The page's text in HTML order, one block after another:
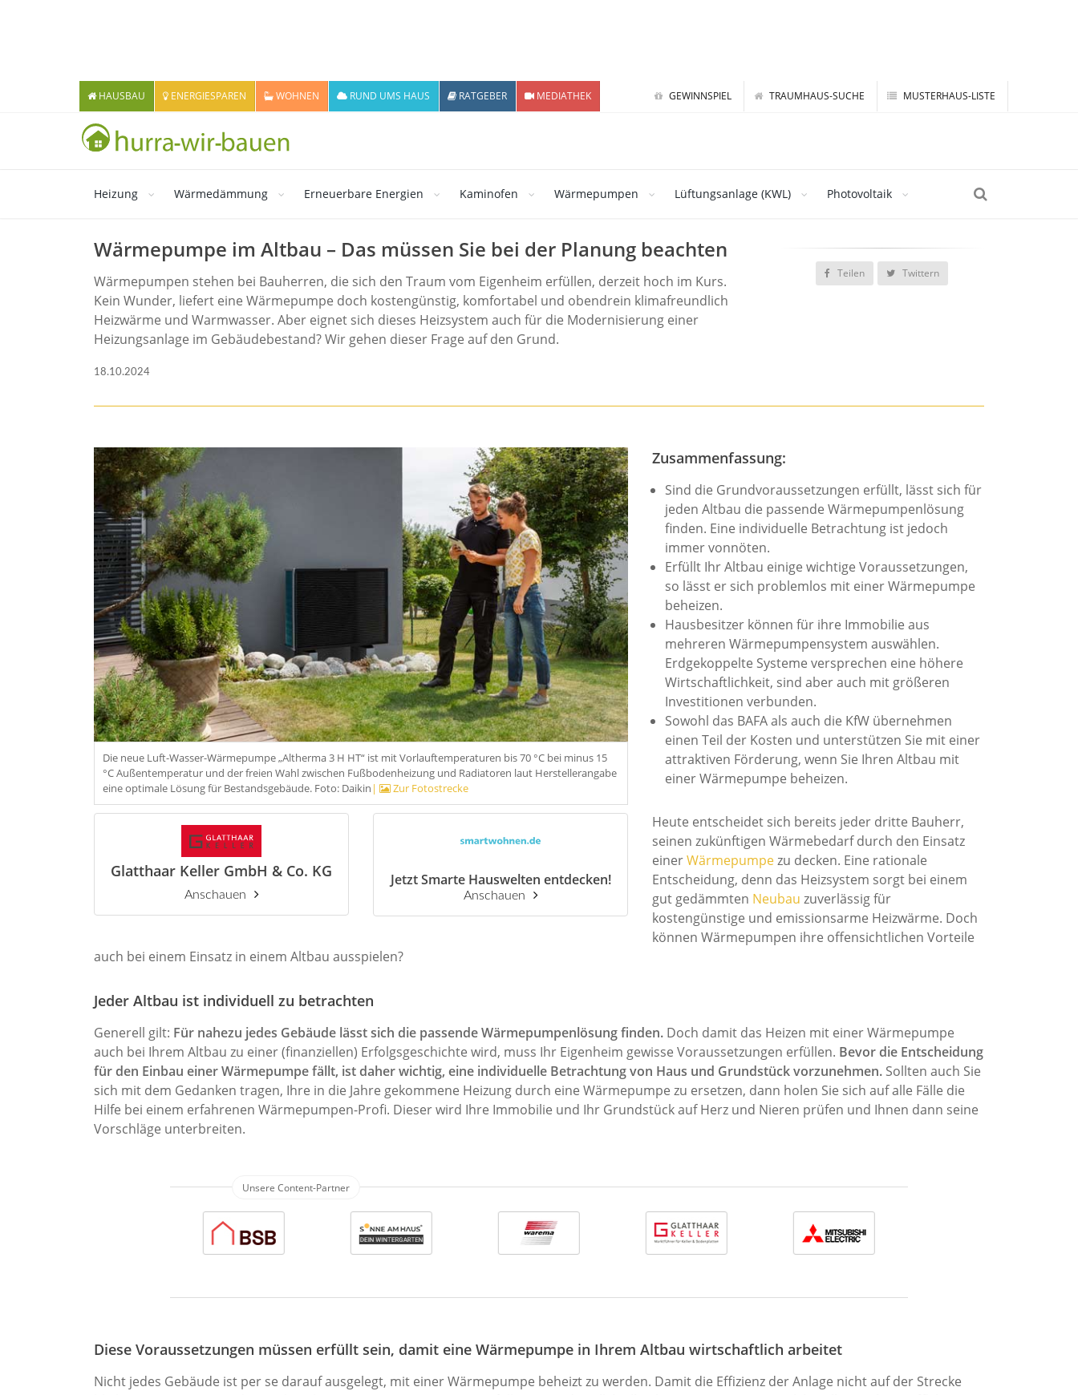
GEWINNSPIEL TRAUMHAUS-SUCHE MUSTERHAUS-LISTE
HAUSBAU ENERGIESPAREN WOHNEN RUND UMS HAUS RATGEBER MEDIATHEK
Heizung Wärmedämmung Erneuerbare Energien Kaminofen Wärmepumpen Lüftungsanlage (KWL) Photovoltaik
Wärmepumpe im Altbau – Das müssen Sie bei der Planung beachten
Wärmepumpen stehen bei Bauherren, die sich den Traum vom Eigenheim erfüllen, derzeit hoch im Kurs.
Kein Wunder, liefert eine Wärmepumpe doch kostengünstig, komfortabel und obendrein klimafreundlich
Heizwärme und Warmwasser. Aber eignet sich dieses Heizsystem auch für die Modernisierung einer
Heizungsanlage im Gebäudebestand? Wir gehen dieser Frage auf den Grund.
18.10.2024
Teilen Twittern
Die neue Luft-Wasser-Wärmepumpe „Altherma 3 H HT“ ist mit Vorlauftemperaturen bis 70 °C bei minus 15
°C Außentemperatur und der freien Wahl zwischen Fußbodenheizung und Radiatoren laut Herstellerangabe
eine optimale Lösung für Bestandsgebäude. Foto: Daikin | Zur Fotostrecke
Glatthaar Keller GmbH & Co. KG
Anschauen
Jetzt Smarte Hauswelten entdecken!
Anschauen
Zusammenfassung:
Sind die Grundvoraussetzungen erfüllt, lässt sich für
jeden Altbau die passende Wärmepumpenlösung
finden. Eine individuelle Betrachtung ist jedoch
immer vonnöten.
Erfüllt Ihr Altbau einige wichtige Voraussetzungen,
so lässt er sich problemlos mit einer Wärmepumpe
beheizen.
Hausbesitzer können für ihre Immobilie aus
mehreren Wärmepumpensystem auswählen.
Erdgekoppelte Systeme versprechen eine höhere
Wirtschaftlichkeit, sind aber auch mit größeren
Investitionen verbunden.
Sowohl das BAFA als auch die KfW übernehmen
einen Teil der Kosten und unterstützen Sie mit einer
attraktiven Förderung, wenn Sie Ihren Altbau mit
einer Wärmepumpe beheizen.
Heute entscheidet sich bereits jeder dritte Bauherr,
seinen zukünftigen Wärmebedarf durch den Einsatz
einerWärmepumpezu decken. Eine rationale
Entscheidung, denn das Heizsystem sorgt bei einem
gut gedämmten Neubau zuverlässig für
kostengünstige und emissionsarme Heizwärme. Doch
können Wärmepumpen ihre offensichtlichen Vorteile
auch bei einem Einsatz in einem Altbau ausspielen?
Jeder Altbau ist individuell zu betrachten
Generell gilt: Für nahezu jedes Gebäude lässt sich die passende Wärmepumpenlösung finden. Doch damit das Heizen mit einer Wärmepumpe
auch bei Ihrem Altbau zu einer (finanziellen) Erfolgsgeschichte wird, muss Ihr Eigenheim gewisse Voraussetzungen erfüllen. Bevor die Entscheidung
für den Einbau einer Wärmepumpe fällt, ist daher wichtig, eine individuelle Betrachtung von Haus und Grundstück vorzunehmen. Sollten auch Sie
sich mit dem Gedanken tragen, Ihre in die Jahre gekommene Heizung durch eine Wärmepumpe zu ersetzen, dann holen Sie sich auf alle Fälle die
Hilfe bei einem erfahrenen Wärmepumpen-Profi. Dieser wird Ihre Immobilie und Ihr Grundstück auf Herz und Nieren prüfen und Ihnen dann seine
Vorschläge unterbreiten.
Diese Voraussetzungen müssen erfüllt sein, damit eine Wärmepumpe in Ihrem Altbau wirtschaftlich arbeitet
Nicht jedes Gebäude ist per se darauf ausgelegt, mit einer Wärmepumpe beheizt zu werden. Damit die Effizienz der Anlage nicht auf der Strecke